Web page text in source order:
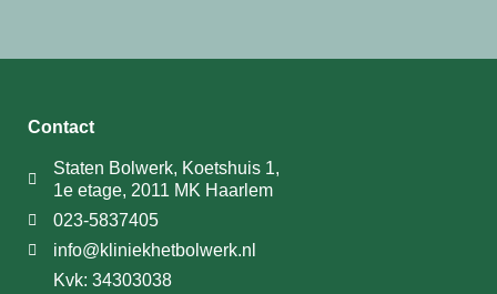
Contact
Staten Bolwerk, Koetshuis 1,
1e etage, 2011 MK Haarlem
023-5837405
info@kliniekhetbolwerk.nl
Kvk: 34303038